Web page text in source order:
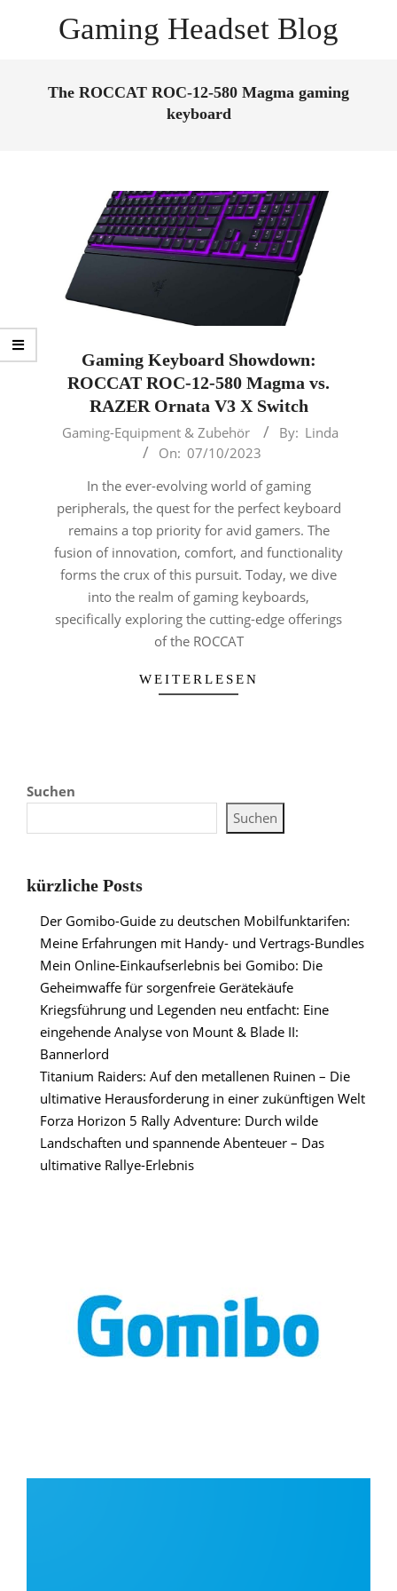
Gaming Headset Blog
NavigationThe ROCCAT ROC-12-580 Magma gaming
keyboard
Gaming Keyboard Showdown:
ROCCAT ROC-12-580 Magma vs.
RAZER Ornata V3 X Switch
2023-
Gaming-Equipment & Zubehör By: Linda
On: 07/10/2023
In the ever-evolving world of gaming
peripherals, the quest for the perfect keyboard
remains a top priority for avid gamers. The
fusion of innovation, comfort, and functionality
forms the crux of this pursuit. Today, we dive
into the realm of gaming keyboards,
specifically exploring the cutting-edge offerings
of the ROCCAT
WEITERLESEN
Suchen
Suchen
kürzliche Posts
Der Gomibo-Guide zu deutschen Mobilfunktarifen:
Meine Erfahrungen mit Handy- und Vertrags-Bundles
Mein Online-Einkaufserlebnis bei Gomibo: Die
Geheimwaffe für sorgenfreie Gerätekäufe
Kriegsführung und Legenden neu entfacht: Eine
eingehende Analyse von Mount & Blade II:
Bannerlord
Titanium Raiders: Auf den metallenen Ruinen – Die
ultimative Herausforderung in einer zukünftigen Welt
Forza Horizon 5 Rally Adventure: Durch wilde
Landschaften und spannende Abenteuer – Das
ultimative Rallye-Erlebnis